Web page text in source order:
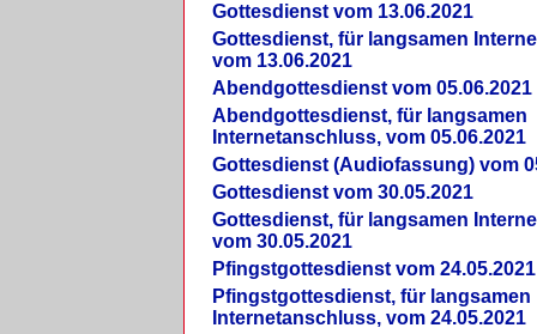
Gottesdienst vom 13.06.2021
Gottesdienst, für langsamen
vom 13.06.2021
Abendgottesdienst vom 05.06.2021
Abendgottesdienst, für langsamen
Internetanschluss, vom 05.06.2021
Gottesdienst (Audiofassung) vom
Gottesdienst vom 30.05.2021
Gottesdienst, für langsamen
vom 30.05.2021
Pfingstgottesdienst vom 24.05.2021
Pfingstgottesdienst, für langsamen
Internetanschluss, vom 24.05.2021